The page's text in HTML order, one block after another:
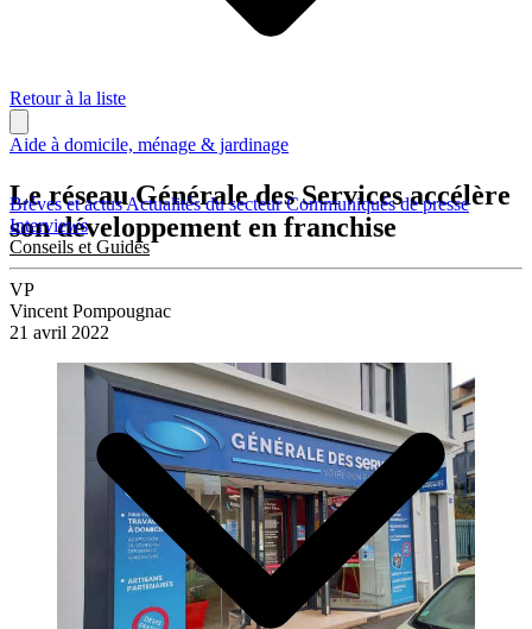
Brèves et actusActualités du secteurCommuniqués de presse
Interviews
Conseils et Guides
Retour à la liste
Aide à domicile, ménage & jardinage
Le réseau Générale des Services accélère
son développement en franchise
VP
Vincent Pompougnac
21 avril 2022